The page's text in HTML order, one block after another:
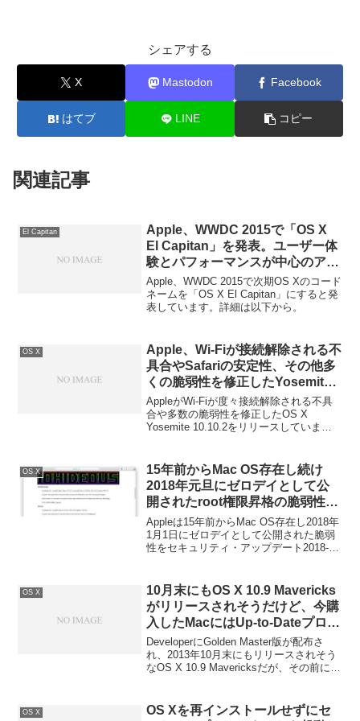
シェアする
X Mastodon Facebook
はてブ LINE コピー
関連記事
El Capitan
Apple、WWDC 2015で「OS X
El Capitan」を発表。ユーザー体
験とパフォーマンスが中心のアッ
プデートに。
Apple、WWDC 2015で次期OS Xのコード
ネームを「OS X El Capitan」にすると発
表しています。詳細は以下から。
OS X
Apple、Wi-Fiが接続解除される不
具合やSafariの安定性、その他多
くの脆弱性を修正したYosemite
の2ndアップデート「OS X アッ
プデート 10.10.2」をリリース。
AppleがWi-Fiが度々接続解除される不具
合や多数の脆弱性を修正したOS X
Yosemite 10.10.2をリリースしていま
OS X
15年前からMac OS存在し続け
2018年元旦にゼロデイとして公
開されたroot権限昇格の脆弱性が
セキュリティ・アップデート
2018-001で修正。
Appleは15年前からMac OS存在し2018年
1月1日にゼロデイとして公開された脆弱
性をセキュリティ・アップデート2018-
OS X
10月末にもOS X 10.9 Mavericks
がリリースされそうだけど、今購
入したMacにはUp-to-Dateプログ
ラム適用されるかな？それとも
Mavericks搭載のMacを買うべき
かな？
DeveloperにGolden Master版が配布さ
れ、2013年10月末にもリリースされそう
なOS X 10.9 Mavericksだが、その前に購
ろうか？それとも思い切ってMavericks搭
OS X
OS Xを再インストールせずにセ